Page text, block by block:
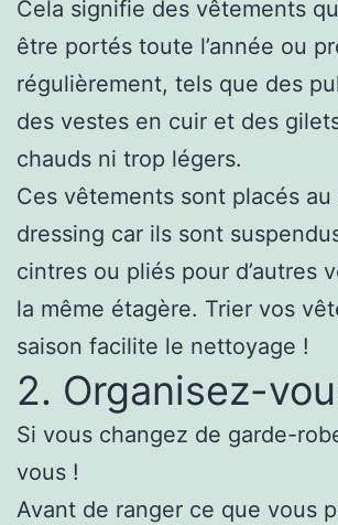
Cela signifie des vêtements
être portés toute l’année ou
régulièrement, tels que des
des vestes en cuir et des
chauds ni trop légers.
Ces vêtements sont placés
dressing car ils sont
cintres ou pliés pour d’autres
la même étagère. Trier vos
saison facilite le nettoyage !
2. Organisez-
Si vous changez de garde-
vous !
Avant de ranger ce que vous